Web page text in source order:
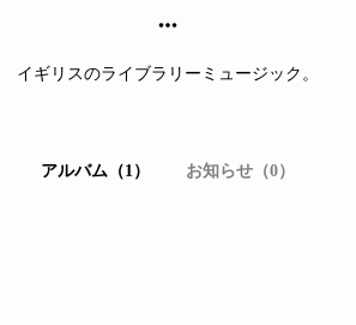
イギリスのライブラリーミュージック。
アルバム（1） お知らせ（0）